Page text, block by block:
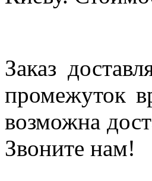
Заказ
промежуток
возможна
Звоните нам!